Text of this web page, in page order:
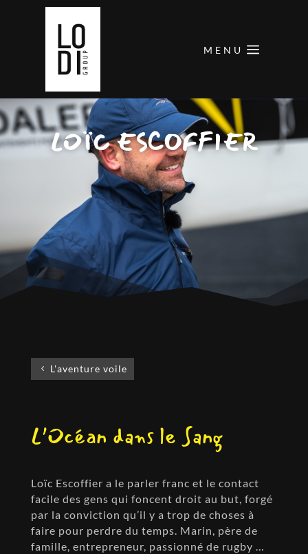
MENU
LOÏC ESCOFFIER
L'aventure voile
L’Océan dans le Sang
Loïc Escoffier a le parler franc et le contact
facile des gens qui foncent droit au but, forgé
par la conviction qu’il y a trop de choses à
faire pour perdre du temps. Marin, père de
famille, entrepreneur, passionné de rugby …